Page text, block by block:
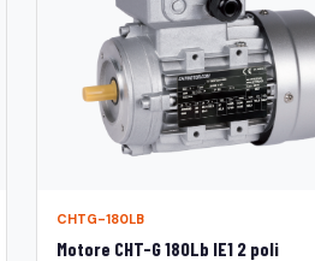
CHTG-180LB
Motore CHT-G 180Lb IE1 2 poli